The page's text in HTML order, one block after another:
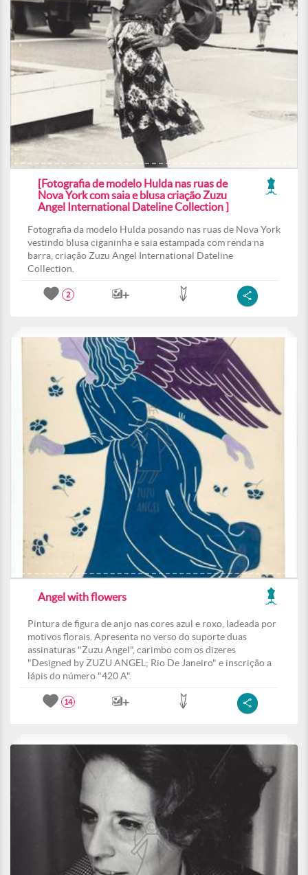
[Fotografia de modelo Hulda nas ruas de
Nova York com saia e blusa criação Zuzu
Angel International Dateline Collection ]
Fotografia da modelo Hulda posando nas ruas de Nova York
vestindo blusa ciganinha e saia estampada com renda na
barra, criação Zuzu Angel International Dateline
Collection.
2
Angel with flowers
Pintura de figura de anjo nas cores azul e roxo, ladeada por
motivos florais. Apresenta no verso do suporte duas
assinaturas "Zuzu Angel", carimbo com os dizeres
"Designed by ZUZU ANGEL; Rio De Janeiro" e inscrição a
lápis do número "420 A".
14